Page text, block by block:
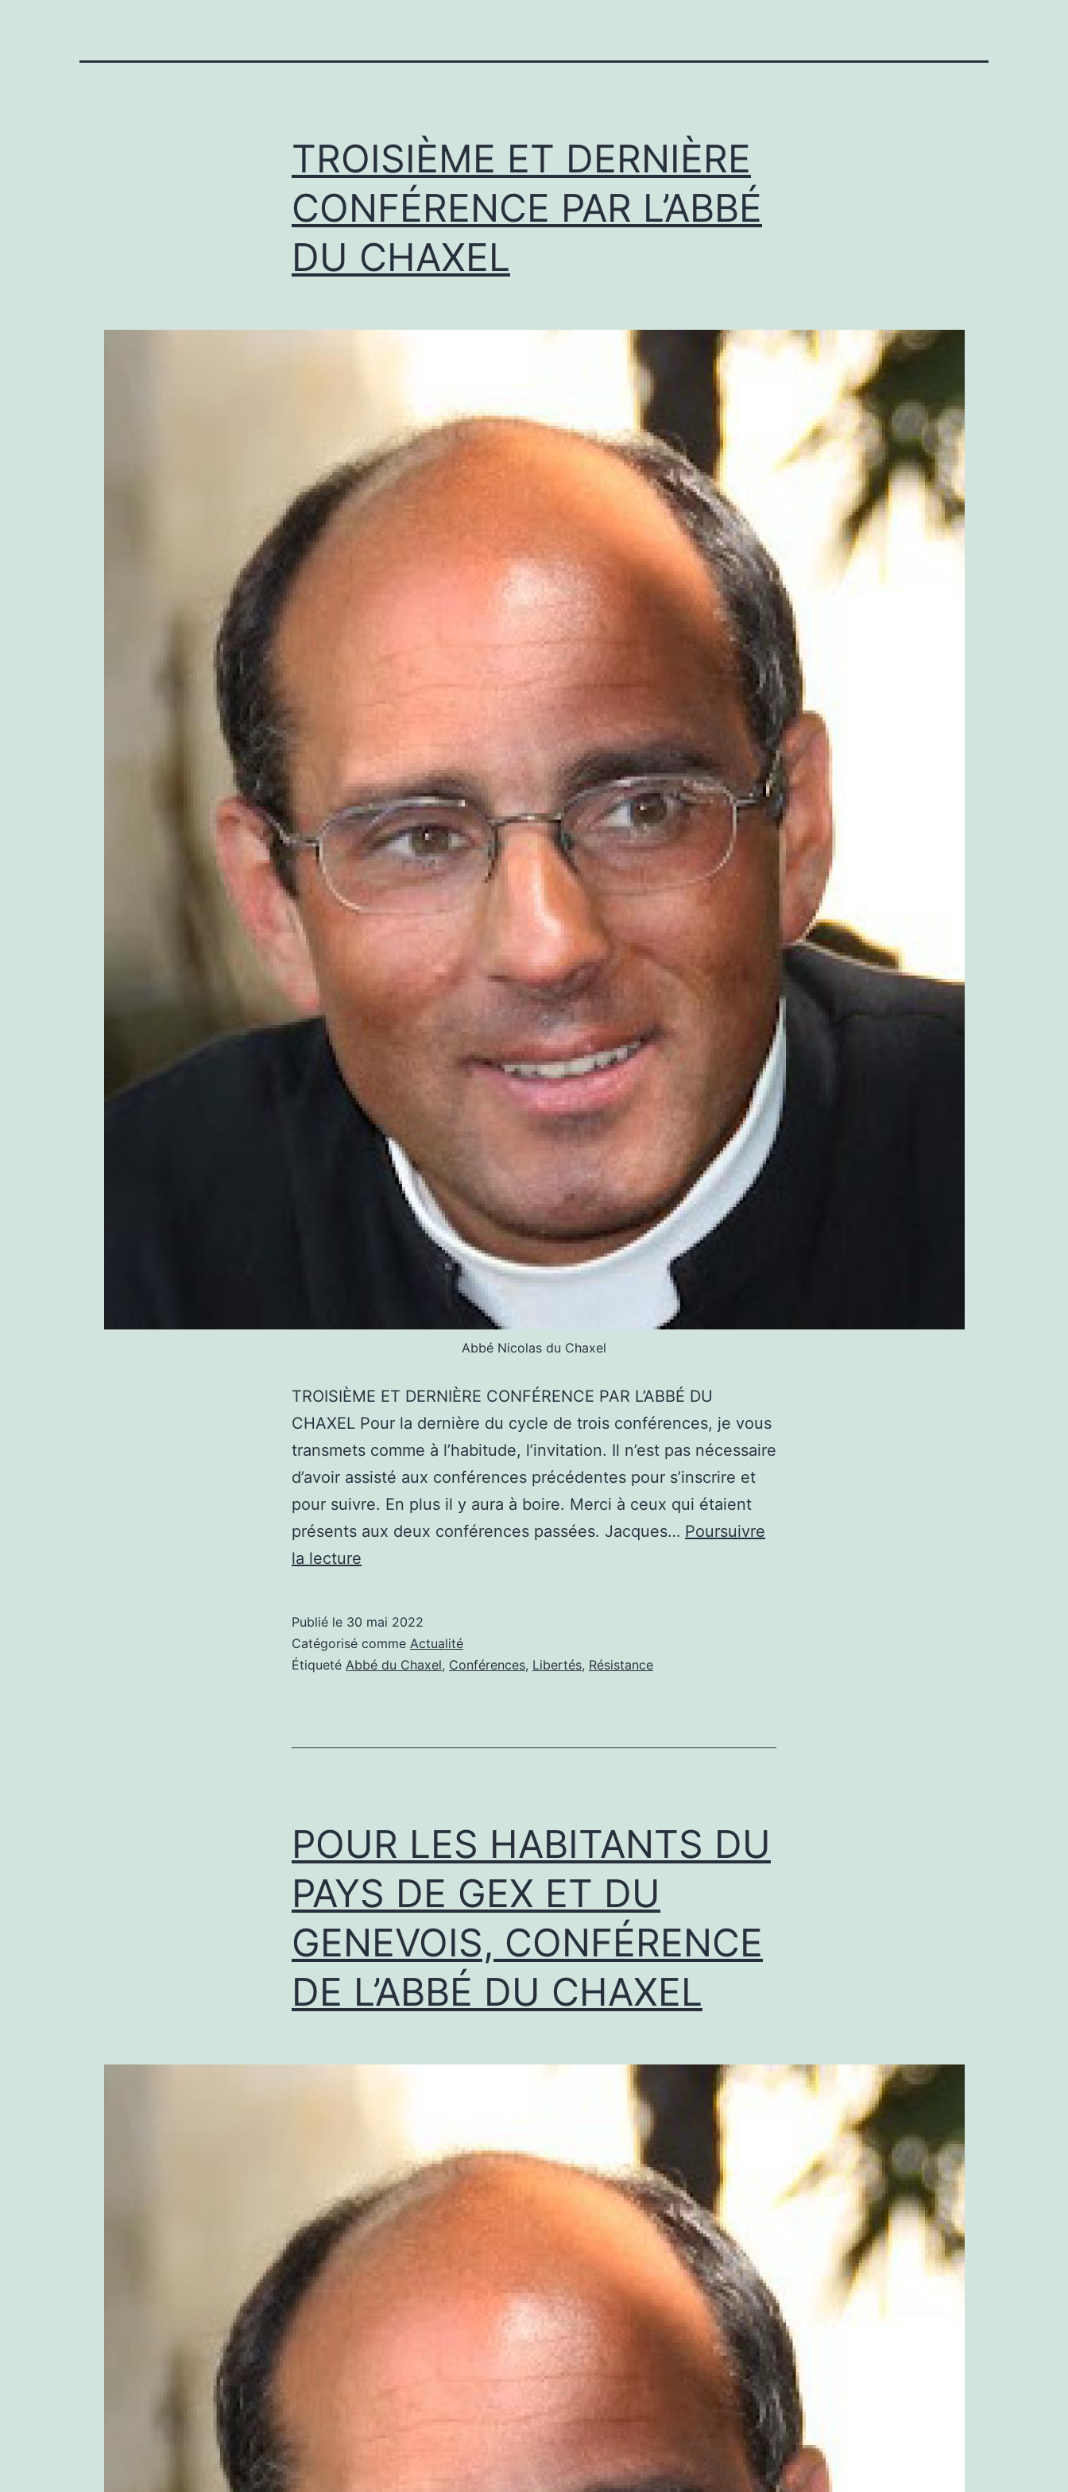
TROISIÈME ET DERNIÈRE
CONFÉRENCE PAR L’ABBÉ
DU CHAXEL
Abbé Nicolas du Chaxel
TROISIÈME ET DERNIÈRE CONFÉRENCE PAR L’ABBÉ DU
CHAXEL Pour la dernière du cycle de trois conférences, je vous
transmets comme à l’habitude, l’invitation. Il n’est pas nécessaire
d’avoir assisté aux conférences précédentes pour s’inscrire et
pour suivre. En plus il y aura à boire. Merci à ceux qui étaient
présents aux deux conférences passées. Jacques… Poursuivre
la lecture
CONFÉRENCE
PAR
CHAXEL
Publié le 30 mai 2022
Catégorisé comme Actualité
Étiqueté Abbé du Chaxel, Conférences, Libertés, Résistance
POUR LES HABITANTS DU
PAYS DE GEX ET DU
GENEVOIS, CONFÉRENCE
DE L’ABBÉ DU CHAXEL